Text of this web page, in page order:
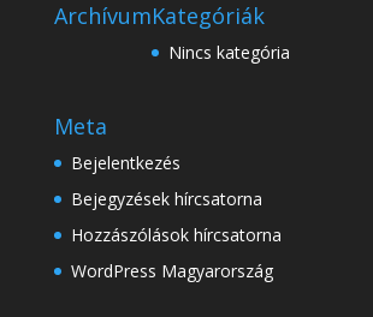
ArchívumKategóriák
Nincs kategória
Meta
Bejelentkezés
Bejegyzések hírcsatorna
Hozzászólások hírcsatorna
WordPress Magyarország